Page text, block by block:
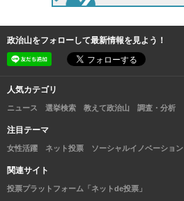
政治山をフォローして最新情報を見よう！
人気カテゴリ
ニュース 選挙検索 教えて政治山 調査・分析
注目テーマ
女性活躍 ネット投票 ソーシャルイノベーション
関連サイト
投票プラットフォーム「ネットde投票」